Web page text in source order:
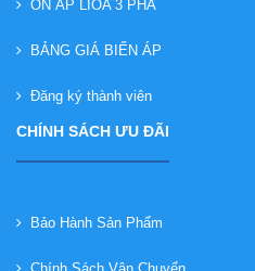
ỔN ÁP LIOA 3 PHA
BẢNG GIÁ BIẾN ÁP
Đăng ký thành viên
CHÍNH SÁCH ƯU ĐÃI
Bảo Hành Sản Phẩm